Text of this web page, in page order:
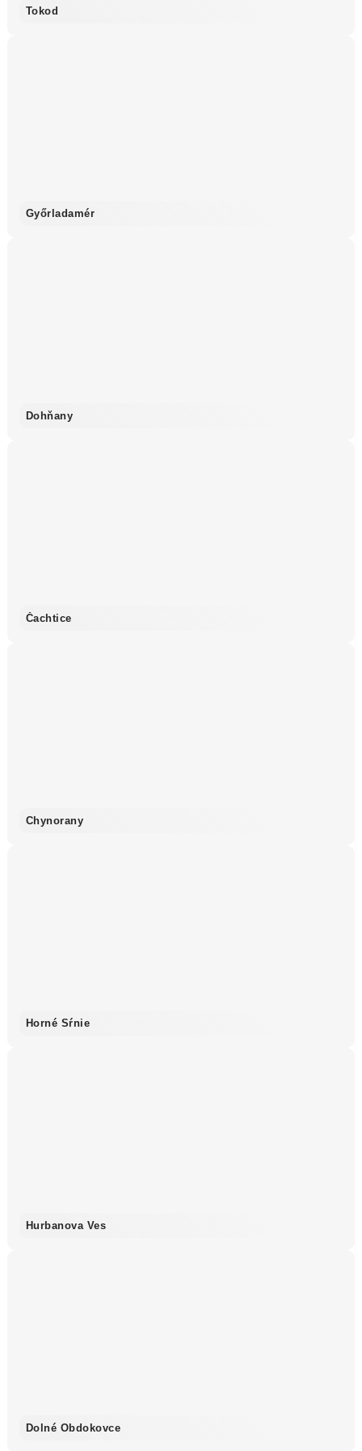
Tokod
Győrladamér
Dohňany
Čachtice
Chynorany
Horné Sŕnie
Hurbanova Ves
Dolné Obdokovce